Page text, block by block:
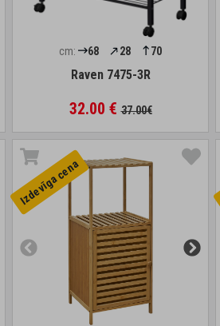
cm: 68 28 70
Raven 7475-3R
32.00 €37.00€
Izdevīga cena